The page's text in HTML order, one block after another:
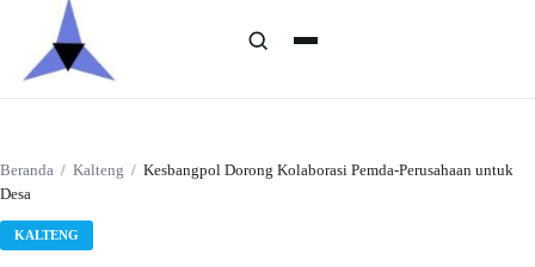
Beranda / Kalteng / Kesbangpol Dorong Kolaborasi Pemda-Perusahaan untuk
Desa
KALTENG